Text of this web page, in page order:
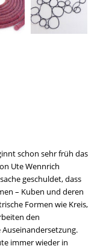
schon sehr früh das
Ute Wennrich
geschuldet, dass
– Kuben und deren
Formen wie Kreis,
den
immer wieder in